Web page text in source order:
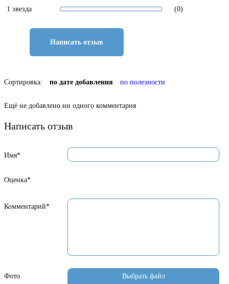
1 звезда (0)
Написать отзыв
Сортировка: по дате добавления по полезности
Ещё не добавлено ни одного комментария
Написать отзыв
Имя*
Оценка*
Комментарий*
Фото